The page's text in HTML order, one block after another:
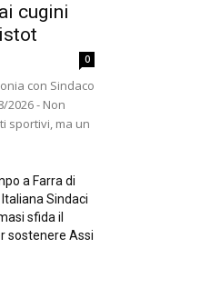
cugini
0
con Sindaco
2026 - Non
sportivi, ma un
a Farra di
Sindaci
sfida il
sostenere Assi